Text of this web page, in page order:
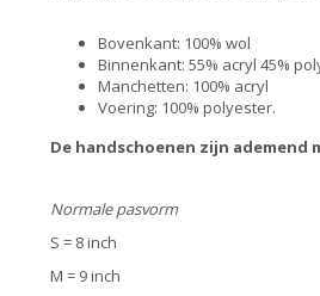
Bovenkant: 100% wol
Binnenkant: 55% acryl 45%
Manchetten: 100% acryl
Voering: 100% polyester.
De handschoenen zijn
Normale pasvorm
S = 8 inch
M = 9 inch